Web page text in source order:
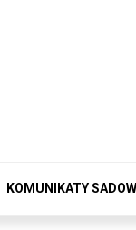
KOMUNIKATY